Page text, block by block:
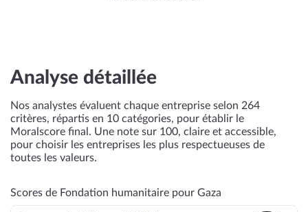
Analyse détaillée
Nos analystes évaluent chaque entreprise selon 264
critères, répartis en 10 catégories, pour établir le
Moralscore final. Une note sur 100, claire et accessible,
pour choisir les entreprises les plus respectueuses de
toutes les valeurs.
Scores de Fondation humanitaire pour Gaza